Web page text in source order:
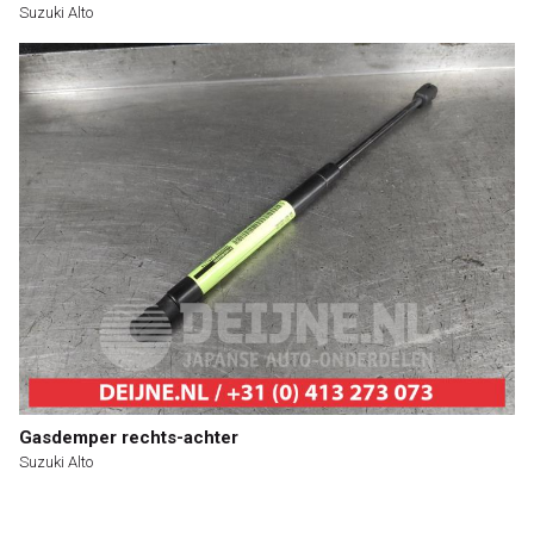
Suzuki Alto
Gasdemper rechts-achter
Suzuki Alto